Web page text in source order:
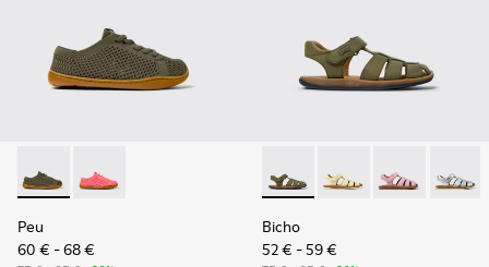
Peu - K800690-003 - Baskets vertes en textile et cuir pour
Peu - K800690-002 - Baskets roses en textile et
Peu
60 € - 68 €
Bicho - 80177-088 -
Bicho - 80177-086 -
Bicho -Bicho
Bicho
52 € - 59 €